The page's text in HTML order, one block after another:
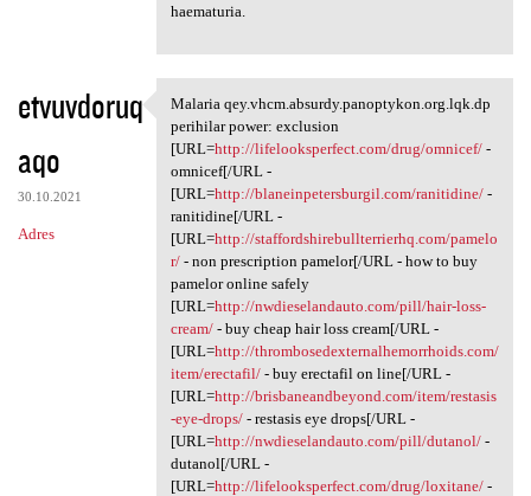
haematuria.
etvuvdoruq
aqo
30.10.2021
Adres
Malaria qey.vhcm.absurdy
Malaria qey.vhcm.absurdy.panoptykon.org.lqk.dp
perihilar power: exclusion
[URL=http://lifelooksperfect.com/drug/omnicef/-
omnicef[/URL -
[URL=http://blaneinpetersburgil.com/ranitidine/-
ranitidine[/URL -
[URL=http://staffordshirebullterrierhq.com/pamelo
r/- non prescription pamelor[/URL - how to buy
pamelor online safely
[URL=http://nwdieselandauto.com/pill/hair-loss-
cream/- buy cheap hair loss cream[/URL -
[URL=http://thrombosedexternalhemorrhoids.com/
item/erectafil/- buy erectafil on line[/URL -
[URL=http://brisbaneandbeyond.com/item/restasis
-eye-drops/- restasis eye drops[/URL -
[URL=http://nwdieselandauto.com/pill/dutanol/-
dutanol[/URL -
[URL=http://lifelooksperfect.com/drug/loxitane/-